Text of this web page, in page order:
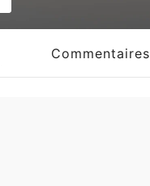
Commentaires